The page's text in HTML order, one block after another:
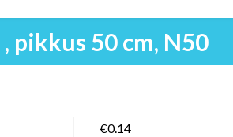
pikkus 50 cm, N50
€0.14